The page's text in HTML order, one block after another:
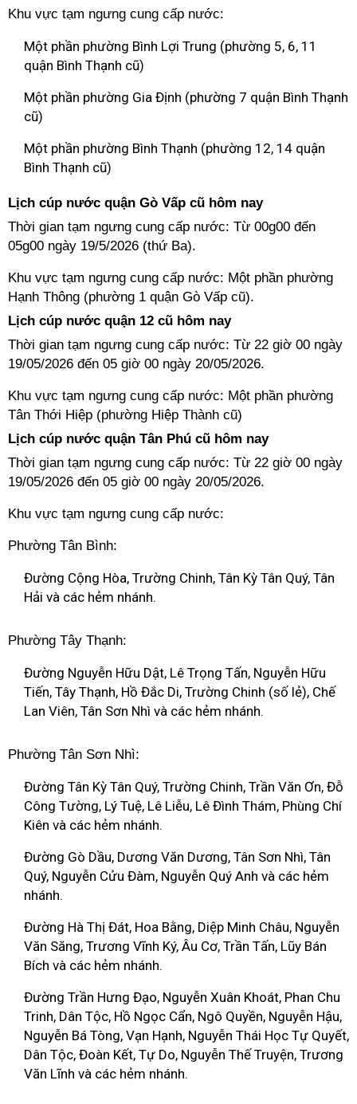
Khu vực tạm ngưng cung cấp nước:
Một phần phường Bình Lợi Trung (phường 5, 6, 11
quận Bình Thạnh cũ)
Một phần phường Gia Định (phường 7 quận Bình Thạnh
cũ)
Một phần phường Bình Thạnh (phường 12, 14 quận
Bình Thạnh cũ)
Lịch cúp nước quận Gò Vấp cũ hôm nay
Thời gian tạm ngưng cung cấp nước: Từ 00g00 đến
05g00 ngày 19/5/2026 (thứ Ba).
Khu vực tạm ngưng cung cấp nước: Một phần phường
Hạnh Thông (phường 1 quận Gò Vấp cũ).
Lịch cúp nước quận 12 cũ hôm nay
Thời gian tạm ngưng cung cấp nước: Từ 22 giờ 00 ngày
19/05/2026 đến 05 giờ 00 ngày 20/05/2026.
Khu vực tạm ngưng cung cấp nước: Một phần phường
Tân Thới Hiệp (phường Hiệp Thành cũ)
Lịch cúp nước quận Tân Phú cũ hôm nay
Thời gian tạm ngưng cung cấp nước: Từ 22 giờ 00 ngày
19/05/2026 đến 05 giờ 00 ngày 20/05/2026.
Khu vực tạm ngưng cung cấp nước:
Phường Tân Bình:
Đường Cộng Hòa, Trường Chinh, Tân Kỳ Tân Quý, Tân
Hải và các hẻm nhánh.
Phường Tây Thạnh:
Đường Nguyễn Hữu Dật, Lê Trọng Tấn, Nguyễn Hữu
Tiến, Tây Thạnh, Hồ Đắc Di, Trường Chinh (số lẻ), Chế
Lan Viên, Tân Sơn Nhì và các hẻm nhánh.
Phường Tân Sơn Nhì:
Đường Tân Kỳ Tân Quý, Trường Chinh, Trần Văn Ơn, Đỗ
Công Tường, Lý Tuệ, Lê Liễu, Lê Đình Thám, Phùng Chí
Kiên và các hẻm nhánh.
Đường Gò Dầu, Dương Văn Dương, Tân Sơn Nhì, Tân
Quý, Nguyễn Cửu Đàm, Nguyễn Quý Anh và các hẻm
nhánh.
Đường Hà Thị Đát, Hoa Bằng, Diệp Minh Châu, Nguyễn
Văn Săng, Trương Vĩnh Ký, Âu Cơ, Trần Tấn, Lũy Bán
Bích và các hẻm nhánh.
Đường Trần Hưng Đạo, Nguyễn Xuân Khoát, Phan Chu
Trinh, Dân Tộc, Hồ Ngọc Cẩn, Ngô Quyền, Nguyễn Hậu,
Nguyễn Bá Tòng, Vạn Hạnh, Nguyễn Thái Học Tự Quyết,
Dân Tộc, Đoàn Kết, Tự Do, Nguyễn Thế Truyện, Trương
Văn Lĩnh và các hẻm nhánh.